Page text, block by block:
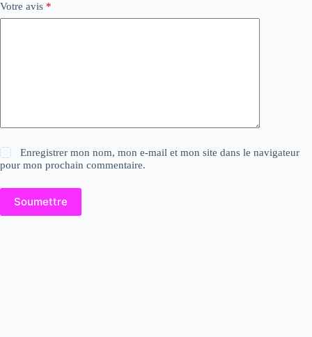
Votre avis *
Enregistrer mon nom, mon e-mail et mon site dans le navigateur
pour mon prochain commentaire.
Soumettre